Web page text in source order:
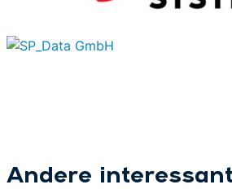
Andere